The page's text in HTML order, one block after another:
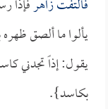
فالتفتزاهرفإذا
يألوا ما ألصق
يقول: إذاً تجدني
بكاسد}.